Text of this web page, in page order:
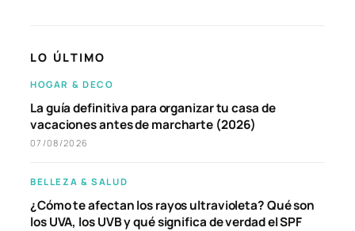
LO ÚLTIMO
HOGAR & DECO
La guía definitiva para organizar tu casa de
vacaciones antes de marcharte (2026)
07/08/2026
BELLEZA & SALUD
¿Cómo te afectan los rayos ultravioleta? Qué son
los UVA, los UVB y qué significa de verdad el SPF